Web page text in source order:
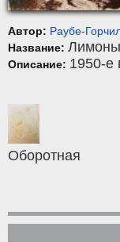
Автор: Раубе-
Название: Лимоны
Описание: 1950-е
Оборотная